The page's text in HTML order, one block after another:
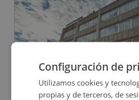
Oficina en venta en CL
Configuración de
Utilizamos cookies y
propias y de terceros, de